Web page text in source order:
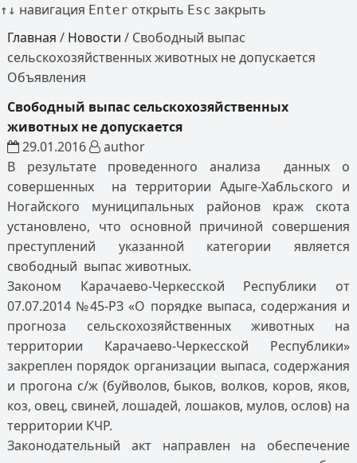
↑ ↓ навигация Enter открыть Esc закрыть
Главная / Новости / Свободный выпас
сельскохозяйственных животных не допускается
Объявления
Свободный выпас сельскохозяйственных
животных не допускается
29.01.2016
author
В результате проведенного анализа данных о
совершенных на территории Адыге-Хабльского и
Ногайского муниципальных районов краж скота
установлено, что основной причиной совершения
преступлений указанной категории является
свободный выпас животных.
Законом Карачаево-Черкесской Республики от
07.07.2014 №45-РЗ «О порядке выпаса, содержания и
прогноза сельскохозяйственных животных на
территории Карачаево-Черкесской Республики»
закреплен порядок организации выпаса, содержания
и прогона с/ж (буйволов, быков, волков, коров, яков,
коз, овец, свиней, лошадей, лошаков, мулов, ослов) на
территории КЧР.
Законодательный акт направлен на обеспечение